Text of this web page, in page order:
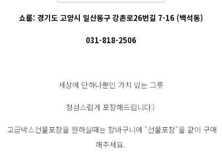
쇼룸: 경기도 고양시 일산동구 강촌로26번길 7-16 (백석동)
031-818-2506
세상에 단하나뿐인 가치 있는 그릇
정성스럽게 포장해드립니다:)
고급박스선물포장을 원하실때는 장바구니에 "선물포장"을 같이 구매
해주세요.